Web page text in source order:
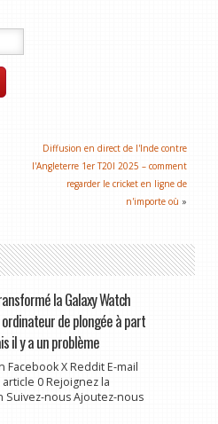
Diffusion en direct de l'Inde contre
l'Angleterre 1er T20I 2025 – comment
regarder le cricket en ligne de
n'importe où »
la Galaxy Watch
de plongée à part
il y a un problème
Facebook X Reddit E-mail
0 Rejoignez la
Suivez-nous Ajoutez-nous